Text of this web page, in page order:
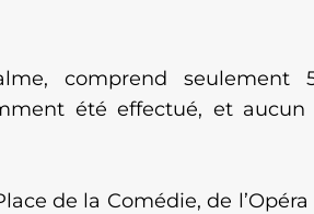
comprend seulement
été effectué, et aucun
de la Comédie, de